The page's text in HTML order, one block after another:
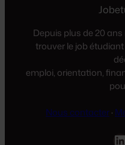
Depuis plus de 20
trouver le job
emploi, orientation,
Nous contacter·
LinkedIn